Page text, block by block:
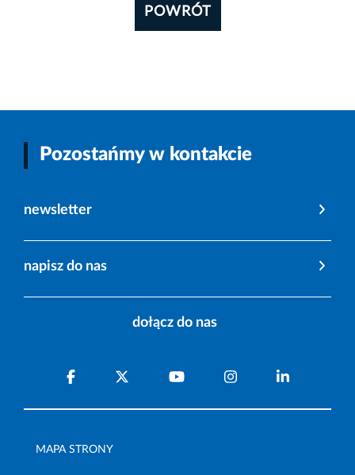
POWRÓT
Pozostańmy w kontakcie
newsletter
napisz do nas
dołącz do nas
MAPA STRONY